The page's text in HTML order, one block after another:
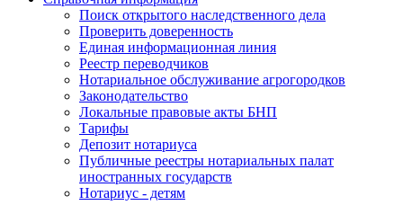
Поиск открытого наследственного дела
Проверить доверенность
Единая информационная линия
Реестр переводчиков
Нотариальное обслуживание агрогородков
Законодательство
Локальные правовые акты БНП
Тарифы
Депозит нотариуса
Публичные реестры нотариальных палат
иностранных государств
Нотариус - детям